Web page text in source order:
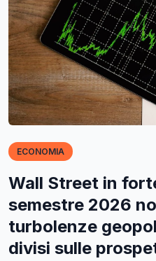
ECONOMIA
Wall Street in
semestre 2026
turbolenze
divisi sulle